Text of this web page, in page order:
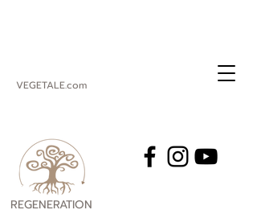
VEGETALE.com
REGENERATION